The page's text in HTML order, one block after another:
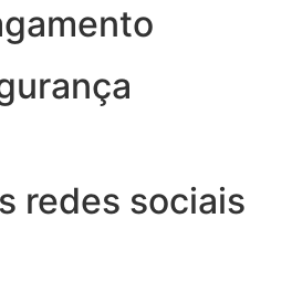
redes sociais